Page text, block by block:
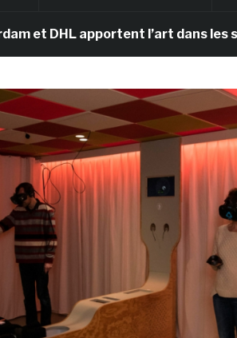
apportent l’art dans les salles de